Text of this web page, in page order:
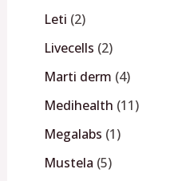
Leti 2
Livecells 2
Marti derm 4
Medihealth 11
Megalabs 1
Mustela 5